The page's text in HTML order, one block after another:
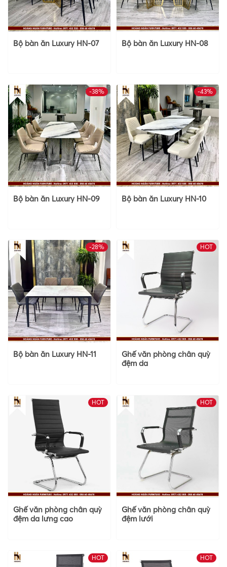
Bộ bàn ăn Luxury HN-07 Bộ bàn ăn Luxury HN-08
-38%
Bộ bàn ăn Luxury HN-09
-43%
Bộ bàn ăn Luxury HN-10
-28%
Bộ bàn ăn Luxury HN-11
HOT
Ghế văn phòng chân quỳ
đệm da
HOT
Ghế văn phòng chân quỳ
đệm da lưng cao
HOT
Ghế văn phòng chân quỳ
đệm lưới
HOT HOT